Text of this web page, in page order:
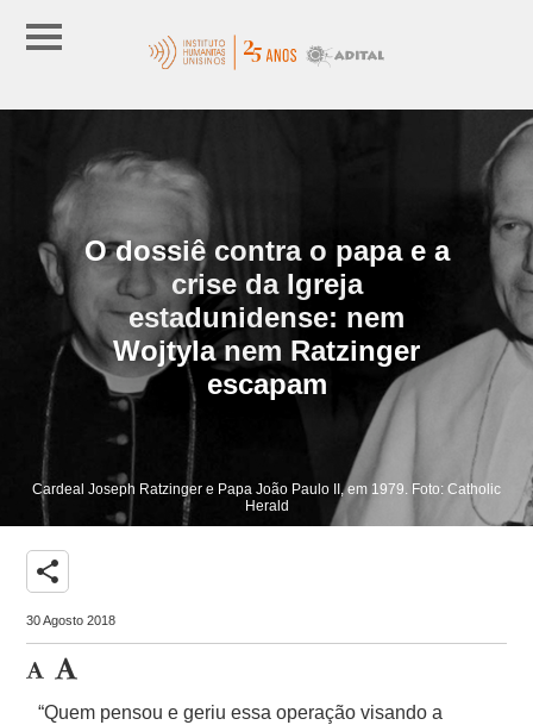
O dossiê contra o papa e a
crise da Igreja
estadunidense: nem
Wojtyla nem Ratzinger
escapam
Cardeal Joseph Ratzinger e Papa João Paulo II, em 1979. Foto: Catholic
Herald
share
30 Agosto 2018
“Quem pensou e geriu essa operação visando a